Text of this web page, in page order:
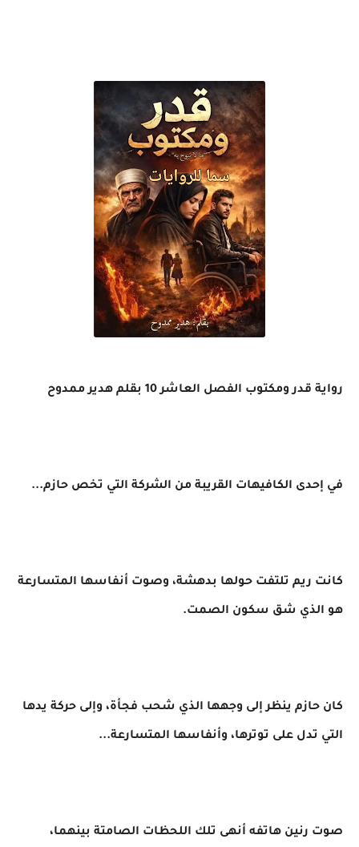
رواية قدر ومكتوب الفصل العاشر 10 بقلم هدير ممدوح
في إحدى الكافيهات القريبة من الشركة التي تخص حازم...
كانت ريم تلتفت حولها بدهشة، وصوت أنفاسها المتسارعة
هو الذي شق سكون الصمت.
كان حازم ينظر إلى وجهها الذي شحب فجأة، وإلى حركة يدها
التي تدل على توترها، وأنفاسها المتسارعة...
صوت رنين هاتفه أنهى تلك اللحظات الصامتة بينهما،